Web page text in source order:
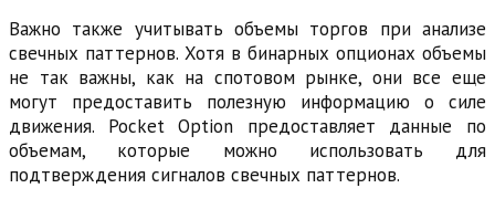
Важно также учитывать объемы торгов при анализе
свечных паттернов. Хотя в бинарных опционах объемы
не так важны, как на спотовом рынке, они все еще
могут предоставить полезную информацию о силе
движения. Pocket Option предоставляет данные по
объемам, которые можно использовать для
подтверждения сигналов свечных паттернов.